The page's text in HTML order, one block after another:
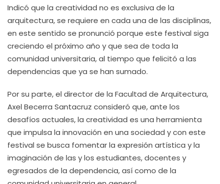
Indicó que la creatividad no es exclusiva de la
arquitectura, se requiere en cada una de las disciplinas,
en este sentido se pronunció porque este festival siga
creciendo el próximo año y que sea de toda la
comunidad universitaria, al tiempo que felicitó a las
dependencias que ya se han sumado.
Por su parte, el director de la Facultad de Arquitectura,
Axel Becerra Santacruz consideró que, ante los
desafíos actuales, la creatividad es una herramienta
que impulsa la innovación en una sociedad y con este
festival se busca fomentar la expresión artística y la
imaginación de las y los estudiantes, docentes y
egresados de la dependencia, así como de la